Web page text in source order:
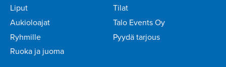
Liput
Aukioloajat
Ryhmille
Ruoka ja juoma
Tilat
Talo Events Oy
Pyydä tarjous